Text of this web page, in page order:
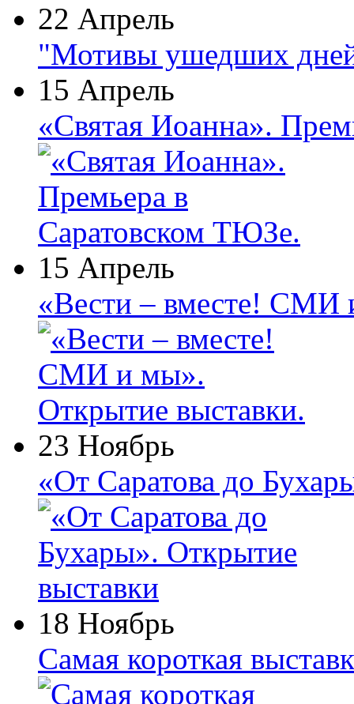
22 Апрель
"Мотивы ушедших
15 Апрель
«Святая Иоанна».
15 Апрель
«Вести – вместе! СМИ
23 Ноябрь
«От Саратова до
18 Ноябрь
Самая короткая